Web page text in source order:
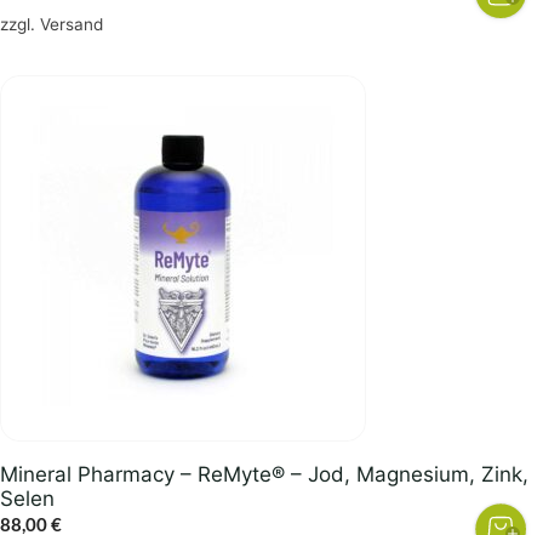
Preis
zzgl. Versand
Mineral Pharmacy – ReMyte® – Jod, Magnesium, Zink,
Selen
88,00€